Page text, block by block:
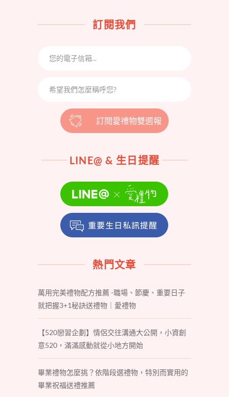
訂閱我們
訂閱愛禮物雙週報
LINE@ & 生日提醒
熱門文章
萬用完美禮物配方推薦 -職場、節慶、重要日子
就把握3+1秘訣送禮物｜愛禮物
【520戀習企劃】情侶交往溝通大公開，小資創
意520，滿滿感動就從小地方開始
畢業禮物怎麼挑？依階段選禮物，特別而實用的
畢業祝福送禮推薦